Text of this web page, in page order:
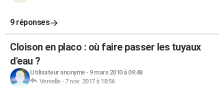
9 réponses
Cloison en placo : où faire passer les tuyaux
d'eau ?
Utilisateur anonyme- 9 mars 2010 à 09:48
Vervelle- 7 nov. 2017 à 18:56